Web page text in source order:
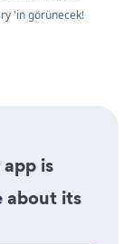
'in görünecek!
is
about its